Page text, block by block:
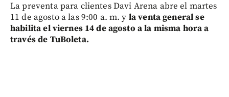
La preventa para clientes Davi Arena abre el martes
11 de agosto a las 9:00 a. m. y la venta general se
habilita el viernes 14 de agosto a la misma hora a
través de TuBoleta.